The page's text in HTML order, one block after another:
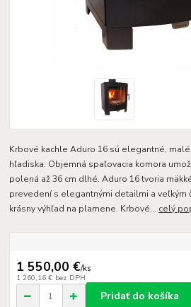
Krbové kachle Aduro 16 sú elegantné,
hľadiska. Objemná spaľovacia komora
polená až 36 cm dlhé. Aduro 16 tvoria
prevedení s elegantnými detailmi a veľkým
krásny výhľad na plamene. Krbové... celý
1 550,00 €/ks
1 260,16 € bez DPH
Pridať do košíka